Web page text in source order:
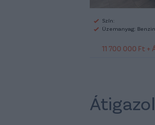
Szín:
Üzemanyag:
11 700 000 Ft +